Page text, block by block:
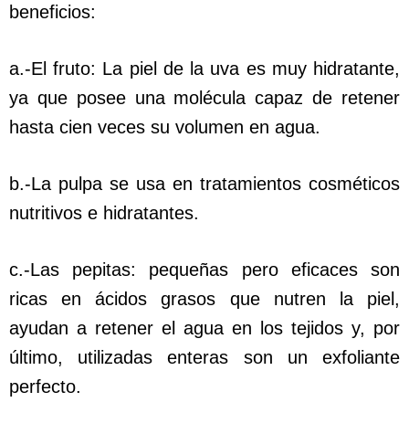
beneficios:
a.-El fruto: La piel de la uva es muy hidratante,
ya que posee una molécula capaz de retener
hasta cien veces su volumen en agua.
b.-La pulpa se usa en tratamientos cosméticos
nutritivos e hidratantes.
c.-Las pepitas: pequeñas pero eficaces son
ricas en ácidos grasos que nutren la piel,
ayudan a retener el agua en los tejidos y, por
último, utilizadas enteras son un exfoliante
perfecto.